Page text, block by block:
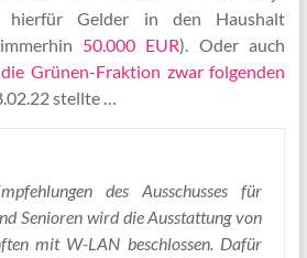
hierfür Gelder in den Haushalt
50.000 EUR). Oder auch
Grünen-Fraktion zwar folgenden
stellte …
des Ausschusses für
Senioren wird die Ausstattung von
mit W-LAN beschlossen. Dafür